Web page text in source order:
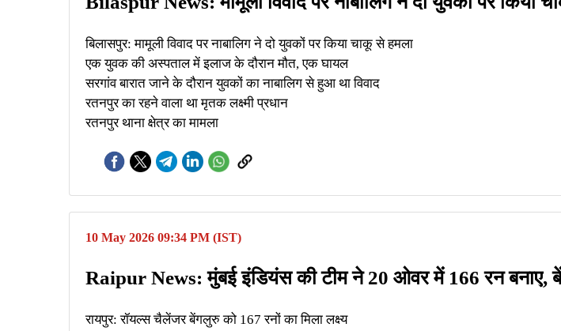
बिलासपुर: मामूली विवाद पर नाबालिग ने दो युवकों पर किया चाकू से हमला
एक युवक की अस्पताल में इलाज के दौरान मौत, एक घायल
सरगांव बारात जाने के दौरान युवकों का नाबालिग से हुआ था विवाद
रतनपुर का रहने वाला था मृतक लक्ष्मी प्रधान
रतनपुर थाना क्षेत्र का मामला
10 May 2026 09:34 PM (IST)
Raipur News: मुंबई इंडियंस की टीम ने 20 ओवर में 166 रन बनाए,
रायपुर: रॉयल्स चैलेंजर बेंगलुरु को 167 रनों का मिला लक्ष्य